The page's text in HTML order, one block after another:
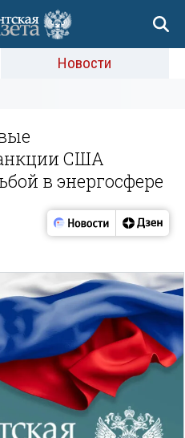
Новости
США
в энергосфере